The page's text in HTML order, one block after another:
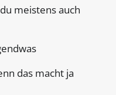
meistens auch
das macht ja